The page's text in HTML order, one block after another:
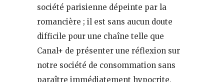
société parisienne dépeinte par la
romancière ; il est sans aucun doute
difficile pour une chaîne telle que
Canal+ de présenter une réflexion sur
notre société de consommation sans
paraître immédiatement hypocrite,